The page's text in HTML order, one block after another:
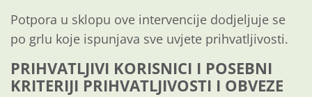
Potpora u sklopu ove intervencije dodjeljuje se
po grlu koje ispunjava sve uvjete prihvatljivosti.
PRIHVATLJIVI KORISNICI I POSEBNI
KRITERIJI PRIHVATLJIVOSTI I OBVEZE